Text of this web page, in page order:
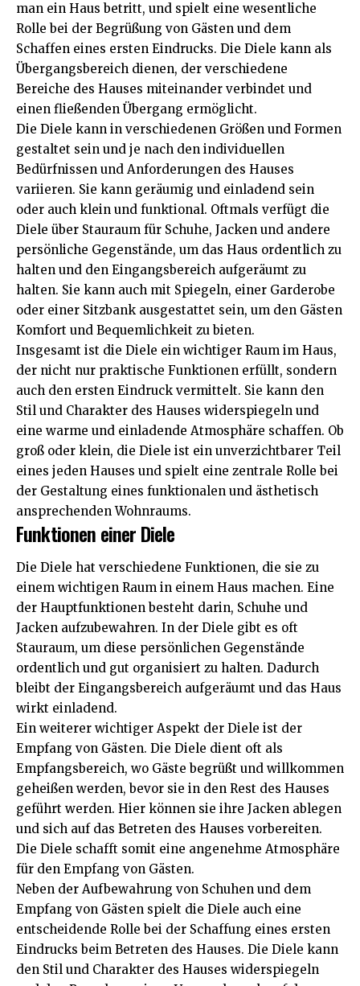
man ein Haus betritt, und spielt eine wesentliche
Rolle bei der Begrüßung von Gästen und dem
Schaffen eines ersten Eindrucks. Die Diele kann als
Übergangsbereich dienen, der verschiedene
Bereiche des Hauses miteinander verbindet und
einen fließenden Übergang ermöglicht.
Die Diele kann in verschiedenen Größen und Formen
gestaltet sein und je nach den individuellen
Bedürfnissen und Anforderungen des Hauses
variieren. Sie kann geräumig und einladend sein
oder auch klein und funktional. Oftmals verfügt die
Diele über Stauraum für Schuhe, Jacken und andere
persönliche Gegenstände, um das Haus ordentlich zu
halten und den Eingangsbereich aufgeräumt zu
halten. Sie kann auch mit Spiegeln, einer Garderobe
oder einer Sitzbank ausgestattet sein, um den Gästen
Komfort und Bequemlichkeit zu bieten.
Insgesamt ist die Diele ein wichtiger Raum im Haus,
der nicht nur praktische Funktionen erfüllt, sondern
auch den ersten Eindruck vermittelt. Sie kann den
Stil und Charakter des Hauses widerspiegeln und
eine warme und einladende Atmosphäre schaffen. Ob
groß oder klein, die Diele ist ein unverzichtbarer Teil
eines jeden Hauses und spielt eine zentrale Rolle bei
der Gestaltung eines funktionalen und ästhetisch
ansprechenden Wohnraums.
Funktionen einer Diele
Die Diele hat verschiedene Funktionen, die sie zu
einem wichtigen Raum in einem Haus machen. Eine
der Hauptfunktionen besteht darin, Schuhe und
Jacken aufzubewahren. In der Diele gibt es oft
Stauraum, um diese persönlichen Gegenstände
ordentlich und gut organisiert zu halten. Dadurch
bleibt der Eingangsbereich aufgeräumt und das Haus
wirkt einladend.
Ein weiterer wichtiger Aspekt der Diele ist der
Empfang von Gästen. Die Diele dient oft als
Empfangsbereich, wo Gäste begrüßt und willkommen
geheißen werden, bevor sie in den Rest des Hauses
geführt werden. Hier können sie ihre Jacken ablegen
und sich auf das Betreten des Hauses vorbereiten.
Die Diele schafft somit eine angenehme Atmosphäre
für den Empfang von Gästen.
Neben der Aufbewahrung von Schuhen und dem
Empfang von Gästen spielt die Diele auch eine
entscheidende Rolle bei der Schaffung eines ersten
Eindrucks beim Betreten des Hauses. Die Diele kann
den Stil und Charakter des Hauses widerspiegeln